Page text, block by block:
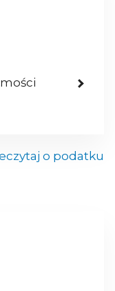
o podatku